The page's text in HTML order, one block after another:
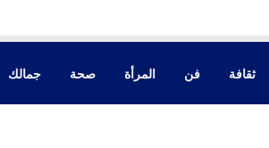
ثقافة فن المرأة صحة جمالك